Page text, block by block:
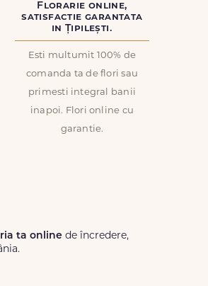
Florarie online,
satisfactie garantata
in Țipilești.
Esti multumit 100% de
comanda ta de flori sau
primesti integral banii
inapoi. Flori online cu
garantie.
ta online de încredere,